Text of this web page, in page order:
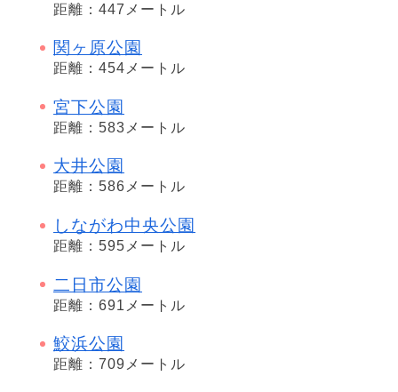
距離：447メートル
関ヶ原公園
距離：454メートル
宮下公園
距離：583メートル
大井公園
距離：586メートル
しながわ中央公園
距離：595メートル
二日市公園
距離：691メートル
鮫浜公園
距離：709メートル